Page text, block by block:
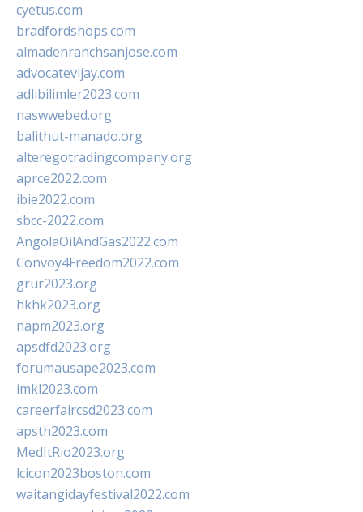
cyetus.com
bradfordshops.com
almadenranchsanjose.com
advocatevijay.com
adlibilimler2023.com
naswwebed.org
balithut-manado.org
alteregotradingcompany.org
aprce2022.com
ibie2022.com
sbcc-2022.com
AngolaOilAndGas2022.com
Convoy4Freedom2022.com
grur2023.org
hkhk2023.org
napm2023.org
apsdfd2023.org
forumausape2023.com
imkl2023.com
careerfaircsd2023.com
apsth2023.com
MedItRio2023.org
lcicon2023boston.com
waitangidayfestival2022.com